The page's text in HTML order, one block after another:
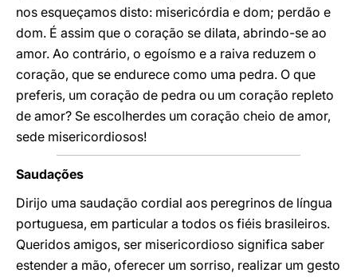
nos esqueçamos disto: misericórdia e dom; perdão e
dom. É assim que o coração se dilata, abrindo-se ao
amor. Ao contrário, o egoísmo e a raiva reduzem o
coração, que se endurece como uma pedra. O que
preferis, um coração de pedra ou um coração repleto
de amor? Se escolherdes um coração cheio de amor,
sede misericordiosos!
Saudações
Dirijo uma saudação cordial aos peregrinos de língua
portuguesa, em particular a todos os fiéis brasileiros.
Queridos amigos, ser misericordioso significa saber
estender a mão, oferecer um sorriso, realizar um gesto